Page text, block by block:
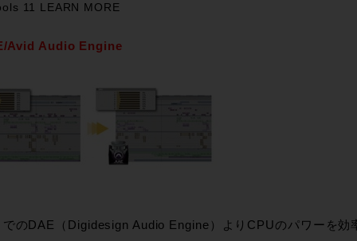
11 LEARN MORE
Avid Audio Engine
でのDAE（Digidesign Audio Engine）よりCPUのパワーを効